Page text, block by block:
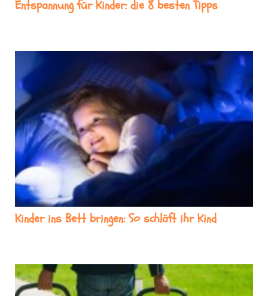
Entspannung für Kinder: die 8 besten Tipps
Kinder ins Bett bringen: So schläft ihr Kind